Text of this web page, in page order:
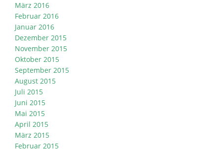
März 2016
Februar 2016
Januar 2016
Dezember 2015
November 2015
Oktober 2015
September 2015
August 2015
Juli 2015
Juni 2015
Mai 2015
April 2015
März 2015
Februar 2015